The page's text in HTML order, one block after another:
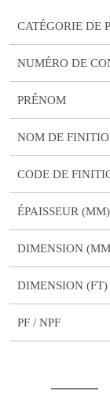
CATÉGORIE DE
NUMÉRO DE
PRÉNOM
NOM DE
CODE DE
ÉPAISSEUR (MM)
DIMENSION
DIMENSION (FT)
PF / NPF